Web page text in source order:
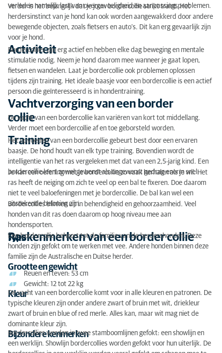
Voeding
Ongecontroleerde of illegale hondenhandel
Hond adopteren
verleden namelijk last van overgevoeligheid en aanpassingsproblemen.
Verder is het belangrijk dat je jouw bordercollie strikt traint. Het
herdersinstinct van je hond kan ook worden aangewakkerd door andere
bewegende objecten, zoals fietsers en auto’s. Dit kan erg gevaarlijk zijn
voor je hond.
Activiteit
Bordercollies zijn erg actief en hebben elke dag beweging en mentale
stimulatie nodig. Neem je hond daarom mee wanneer je gaat lopen,
fietsen en wandelen. Laat je bordercollie ook problemen oplossen
tijdens zijn training. Het ideale baasje voor een bordercollie is een actief
persoon die geïnteresseerd is in hondentraining.
Vachtverzorging van een border
collie
De vacht van een bordercollie kan variëren van kort tot middellang.
Verder moet een bordercollie af en toe geborsteld worden.
Training
Het opvoeden van een bordercollie gebeurt best door een ervaren
baasje. De hond houdt van elk type training. Bovendien wordt de
intelligentie van het ras vergeleken met dat van een 2,5-jarig kind. Een
bordercollie leert zowel gewenst als ongewenst gedrag enorm snel.
Je kan een oefening met je bordercollie zo vaak herhalen als je wil. Het
ras heeft de neiging om zich te veel op een bal te fixeren. Doe daarom
niet te veel baloefeningen met je bordercollie. De bal kan wel een
uitstekende beloning zijn.
Bordercollies blinken uit in behendigheid en gehoorzaamheid. Veel
honden van dit ras doen daarom op hoog niveau mee aan
hondensporten.
Raskenmerken van een border collie
Type
Een bordercollie behoort tot de familie van de herdershonden. Deze
honden zijn gefokt om te werken met vee. Andere honden binnen deze
familie zijn de Australische en Duitse herder.
Grootte en gewicht
Reuen en teven: 53 cm
Gewicht: 12 tot 22 kg
Kleur
De vacht van een bordercollie komt voor in alle kleuren en patronen. De
typische kleuren zijn onder andere zwart of bruin met wit, driekleur
zwart of bruin en blue of red merle. Alles kan, maar wit mag niet de
dominante kleur zijn.
Bijzondere kenmerken
Bordercollies worden in twee stamboomlijnen gefokt: een showlijn en
een werklijn. Showlijn bordercollies worden gefokt voor hun uiterlijk. De